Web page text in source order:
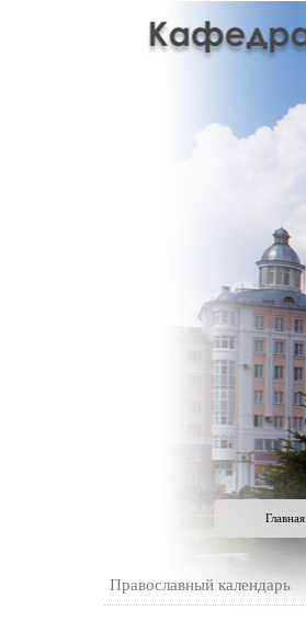
Главная
Православный календарь